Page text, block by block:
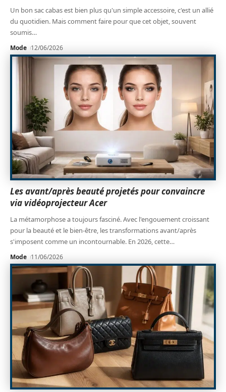
Un bon sac cabas est bien plus qu'un simple accessoire, c'est un allié
du quotidien. Mais comment faire pour que cet objet, souvent
soumis…
Mode 12/06/2026
Les avant/après beauté projetés pour convaincre
via vidéoprojecteur Acer
La métamorphose a toujours fasciné. Avec l'engouement croissant
pour la beauté et le bien-être, les transformations avant/après
s'imposent comme un incontournable. En 2026, cette…
Mode 11/06/2026